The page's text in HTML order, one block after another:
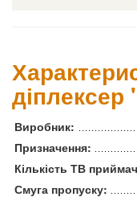
Виробник:
Призначення:
Кількість ТВ
Смуга пропуску: